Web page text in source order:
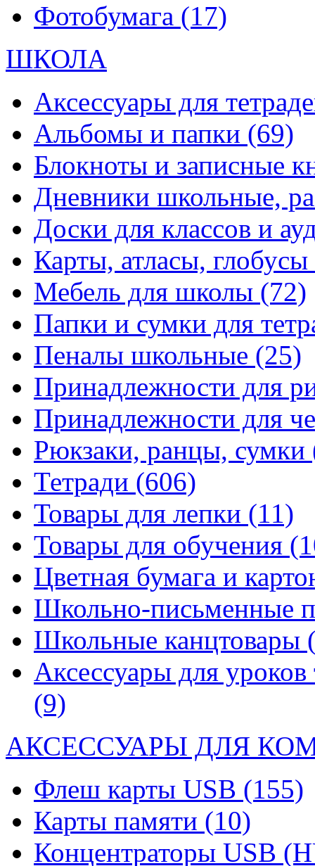
Фотобумага (17)
ШКОЛА
Аксессуары для
Альбомы и папки (69)
Блокноты и записные
Дневники школьные,
Доски для классов и
Карты, атласы, глобусы
Мебель для школы (72)
Папки и сумки для
Пеналы школьные (25)
Принадлежности для
Принадлежности для
Рюкзаки, ранцы, сумки
Тетради (606)
Товары для лепки (11)
Товары для обучения
Цветная бумага и
Школьно-письменные
Школьные канцтовары
Аксессуары для уроков
(9)
АКСЕССУАРЫ ДЛЯ
Флеш карты USB (155)
Карты памяти (10)
Концентраторы USB